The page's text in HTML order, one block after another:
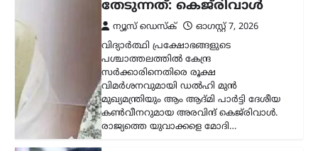
തേടുന്നത്: കെജ്‌രിവാൾ
ന്യൂസ് ഡെസ്ക്
ഓഗസ്റ്റ്‌ 7, 2026
വിദ്യാർത്ഥി പ്രക്ഷോഭങ്ങളുടെ
പശ്ചാത്തലത്തിൽ കേന്ദ്ര
സർക്കാരിനെതിരെ രൂക്ഷ
വിമർശനവുമായി ഡൽഹി മുൻ
മുഖ്യമന്ത്രിയും ആം ആദ്മി പാർട്ടി ദേശീയ
കൺവീനറുമായ അരവിന്ദ് കെജ്‌രിവാൾ.
രാജ്യത്തെ യുവാക്കളെ മോദി…